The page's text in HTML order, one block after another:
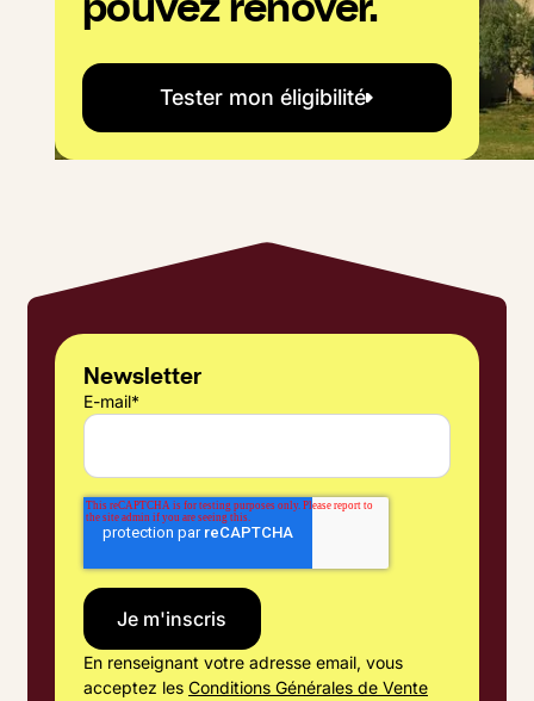
Tester mon éligibilité
Tester mon éligibilité
Newsletter
E-mail*
En renseignant votre adresse email, vous
acceptez les Conditions Générales de Vente